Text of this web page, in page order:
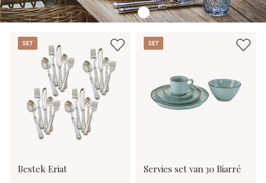
Set
Bestek Eriat
Set
Servies set van 30 Biarré